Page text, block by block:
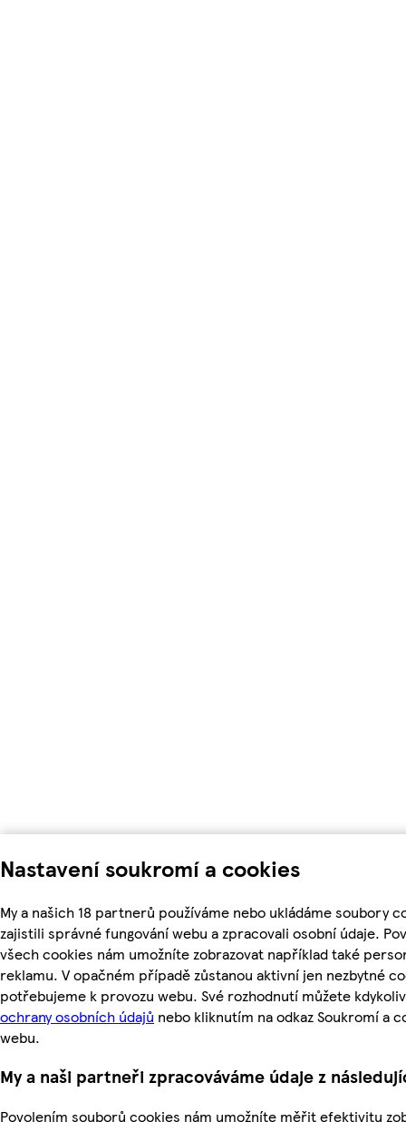
Nastavení soukromí a cookies
My a našich 18 partnerů používáme nebo ukládáme soubory
zajistili správné fungování webu a zpracovali osobní údaje.
všech cookies nám umožníte zobrazovat například také
reklamu. V opačném případě zůstanou aktivní jen nezbytné
potřebujeme k provozu webu. Své rozhodnutí můžete
ochrany osobních údajů nebo kliknutím na odkaz Soukromí a
webu.
My a naši partneři zpracováváme údaje z
Povolením souborů cookies nám umožníte měřit efektivitu